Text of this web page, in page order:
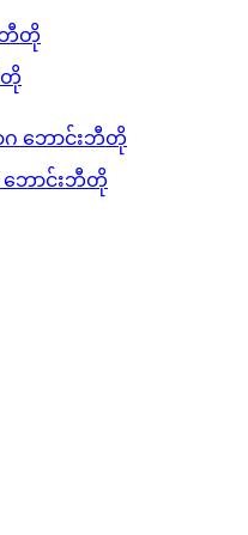
တို
ဘောင်းဘီတို